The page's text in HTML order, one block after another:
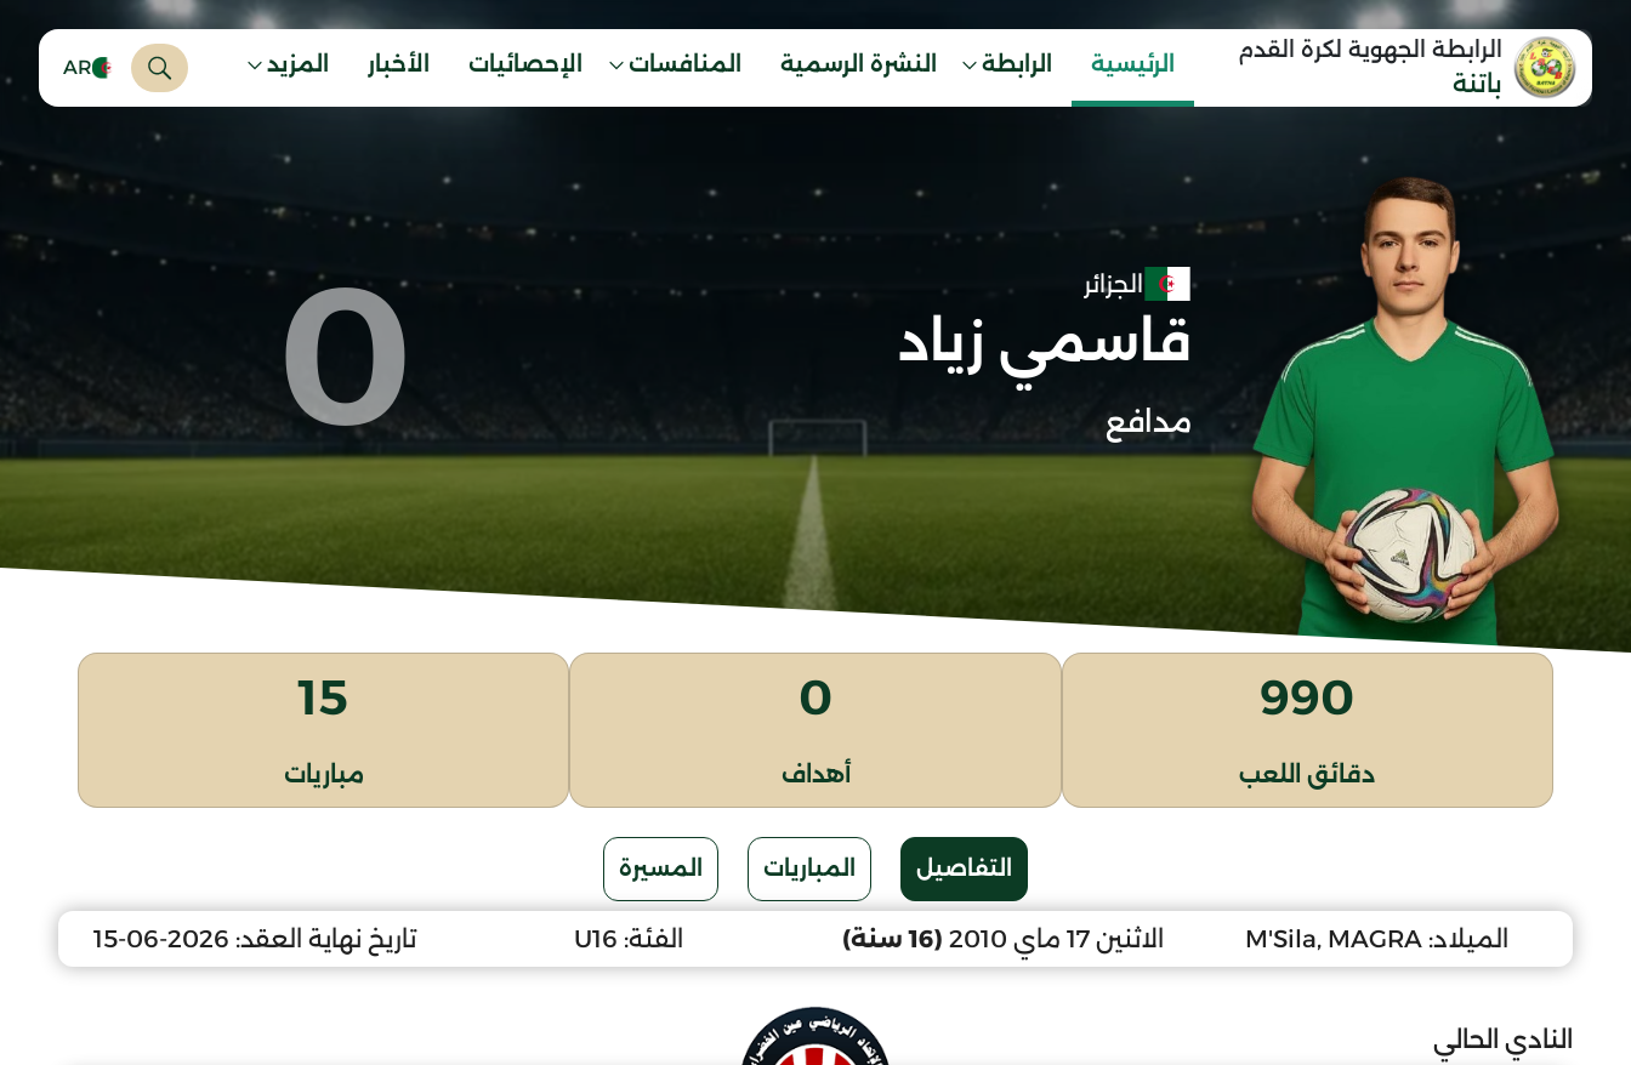
الرابطة الجهوية لكرة القدم
باتنة
الرئيسية الرابطة النشرة الرسمية المنافسات الإحصائيات الأخبار المزيد AR
الجزائر
قاسمي زياد
مدافع 0
990
دقائق اللعب
0
أهداف
15
مباريات
التفاصيل المباريات المسيرة
الميلاد: M'Sila, MAGRA الاثنين 17 ماي 2010 (16 سنة) الفئة: U16 تاريخ نهاية العقد: 2026-06-15
النادي الحالي